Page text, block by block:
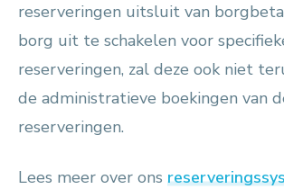
reserveringen uitsluit van
borg uit te schakelen voor
reserveringen, zal deze ook niet
de administratieve boekingen van
reserveringen.
Lees meer over ons